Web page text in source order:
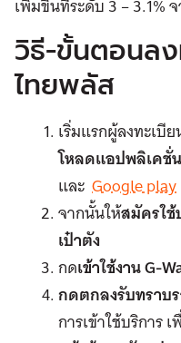
วิธี-ขั้นตอนลง
ไทยพลัส
เริ่มแรกผู้ลงทะเ
โหลดแอปพลิเคชั่น
และ Google play
จากนั้นให้สมัครใช้
เป๋าตัง
กดเข้าใช้งาน G-
กดตกลงรับทราบ
การเข้าใช้บริการ